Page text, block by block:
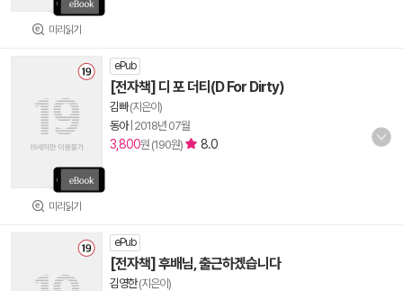
미리읽기
미리읽기
ePub
[전자책] 디 포 더티(D For Dirty)
김빠(지은이)
동아| 2018년 07월
3,800원 (190원) 8.0
ePub
[전자책] 후배님, 출근하겠습니다
김영한(지은이)